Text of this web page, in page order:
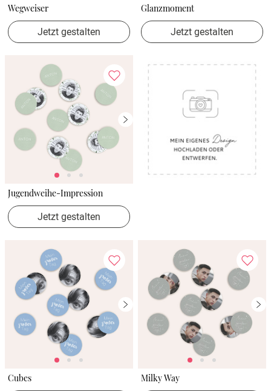
Wegweiser
Jetzt gestalten
Glanzmoment
Jetzt gestalten
Jugendweihe-Impression
Jetzt gestalten
Cubes Milky Way